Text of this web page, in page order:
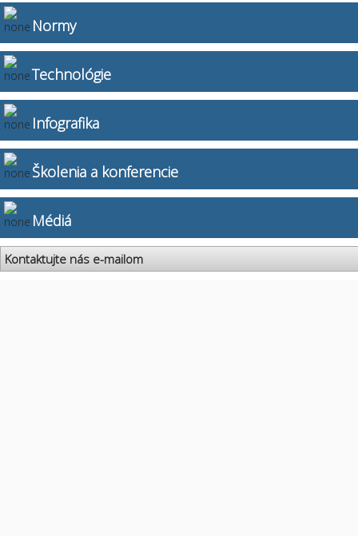
Normy
Technológie
Infografika
Školenia a konferencie
Médiá
Kontaktujte nás e-mailom